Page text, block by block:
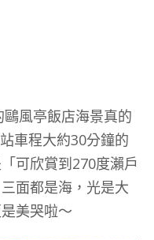
風亭飯店海景真的
車程大約30分鐘的
可欣賞到270度瀨戶
面都是海，光是大
美哭啦～